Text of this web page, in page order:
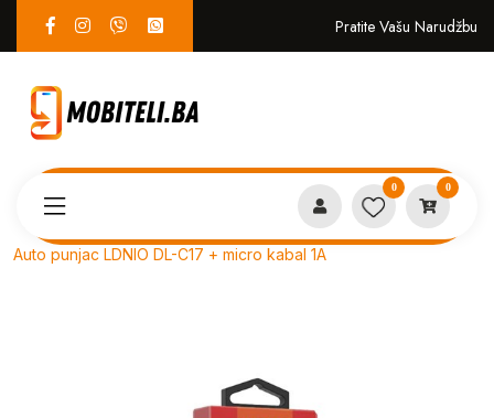
Pratite Vašu Narudžbu
0 0
Auto punjac LDNIO DL-C17 + micro kabal 1A